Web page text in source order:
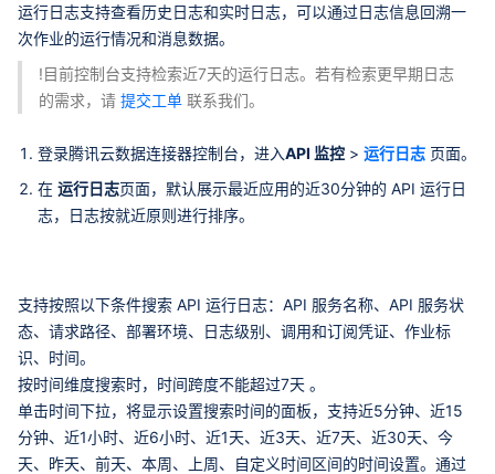
运行日志支持查看历史日志和实时日志，可以通过日志信息回溯一
次作业的运行情况和消息数据。
!目前控制台支持检索近7天的运行日志。若有检索更早期日志
的需求，请 提交工单 联系我们。
登录腾讯云数据连接器控制台，进入API 监控 > 运行日志 页面。
在 运行日志页面，默认展示最近应用的近30分钟的 API 运行日
志，日志按就近原则进行排序。
支持按照以下条件搜索 API 运行日志：API 服务名称、API 服务状
态、请求路径、部署环境、日志级别、调用和订阅凭证、作业标
识、时间。
按时间维度搜索时，时间跨度不能超过7天 。
单击时间下拉，将显示设置搜索时间的面板，支持近5分钟、近15
分钟、近1小时、近6小时、近1天、近3天、近7天、近30天、今
天、昨天、前天、本周、上周、自定义时间区间的时间设置。通过